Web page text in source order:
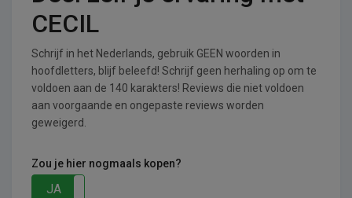
CECIL
Schrijf in het Nederlands, gebruik GEEN woorden in
hoofdletters, blijf beleefd! Schrijf geen herhaling op om te
voldoen aan de 140 karakters! Reviews die niet voldoen
aan voorgaande en ongepaste reviews worden
geweigerd.
Zou je hier nogmaals kopen?
JA